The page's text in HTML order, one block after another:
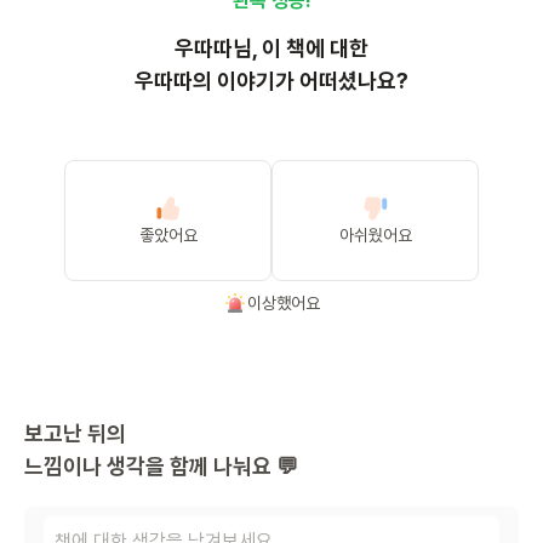
우따따님, 이 책에 대한
우따따의 이야기가 어떠셨나요?
좋았어요 아쉬웠어요
이상했어요
보고난 뒤의
느낌이나 생각을 함께 나눠요 💬